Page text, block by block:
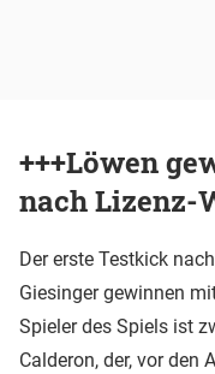
+++Löwen
nach Lizenz-
Der erste Testkick
Giesinger gewinnen
Spieler des Spiels ist
Calderon, der, vor den